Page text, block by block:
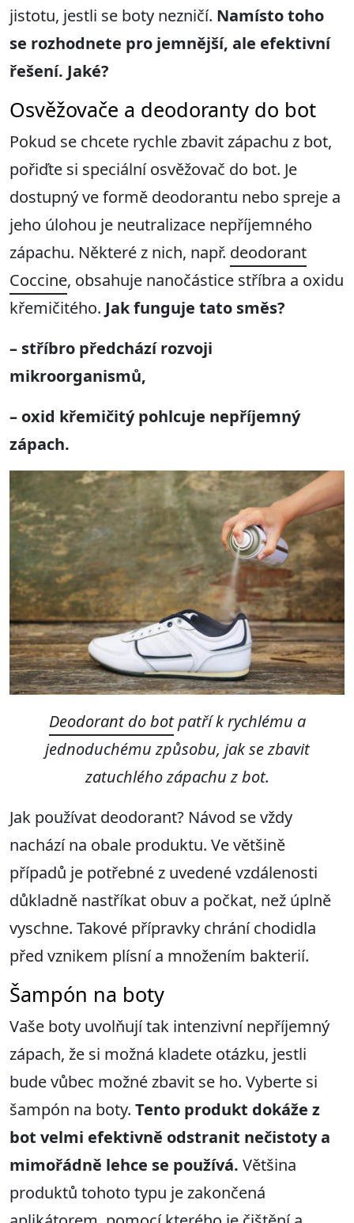
jistotu, jestli se boty nezničí. Namísto toho
se rozhodnete pro jemnější, ale efektivní
řešení. Jaké?
Osvěžovače a deodoranty do bot
Pokud se chcete rychle zbavit zápachu z bot,
pořiďte si speciální osvěžovač do bot. Je
dostupný ve formě deodorantu nebo spreje a
jeho úlohou je neutralizace nepříjemného
zápachu. Některé z nich, např. deodorant
Coccine, obsahuje nanočástice stříbra a oxidu
křemičitého. Jak funguje tato směs?
– stříbro předchází rozvoji
mikroorganismů,
– oxid křemičitý pohlcuje nepříjemný
zápach.
Deodorant do botpatří k rychlému a
jednoduchému způsobu, jak se zbavit
zatuchlého zápachu z bot.
Jak používat deodorant? Návod se vždy
nachází na obale produktu. Ve většině
případů je potřebné z uvedené vzdálenosti
důkladně nastříkat obuv a počkat, než úplně
vyschne. Takové přípravky chrání chodidla
před vznikem plísní a množením bakterií.
Šampón na boty
Vaše boty uvolňují tak intenzivní nepříjemný
zápach, že si možná kladete otázku, jestli
bude vůbec možné zbavit se ho. Vyberte si
šampón na boty. Tento produkt dokáže z
bot velmi efektivně odstranit nečistoty a
mimořádně lehce se používá. Většina
produktů tohoto typu je zakončená